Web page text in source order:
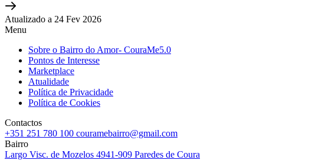
Atualizado a 24 Fev 2026
Menu
Sobre o Bairro do Amor- CouraMe5.0
Pontos de Interesse
Marketplace
Atualidade
Política de Privacidade
Política de Cookies
Contactos
+351 251 780 100 couramebairro@gmail.com
Bairro
Largo Visc. de Mozelos 4941-909 Paredes de Coura